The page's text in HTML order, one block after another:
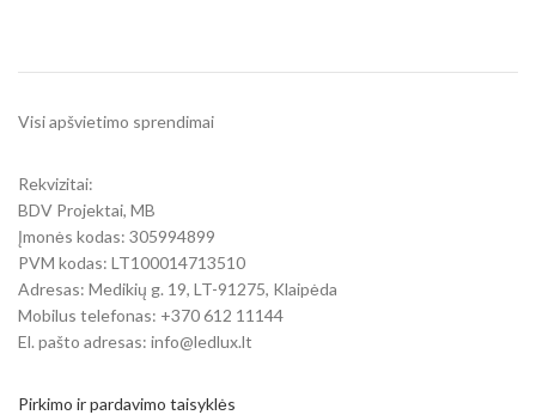
Visi apšvietimo sprendimai
Rekvizitai:
BDV Projektai, MB
Įmonės kodas: 305994899
PVM kodas: LT100014713510
Adresas: Medikių g. 19, LT-91275, Klaipėda
Mobilus telefonas: +370 612 11144
El. pašto adresas: info@ledlux.lt
Pirkimo ir pardavimo taisyklės